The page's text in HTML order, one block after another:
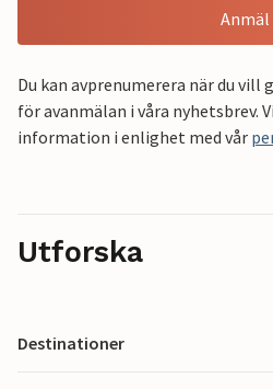
Anmäl
Du kan avprenumerera när du
för avanmälan i våra nyhetsbrev.
information i enlighet med vår
Utforska
Destinationer